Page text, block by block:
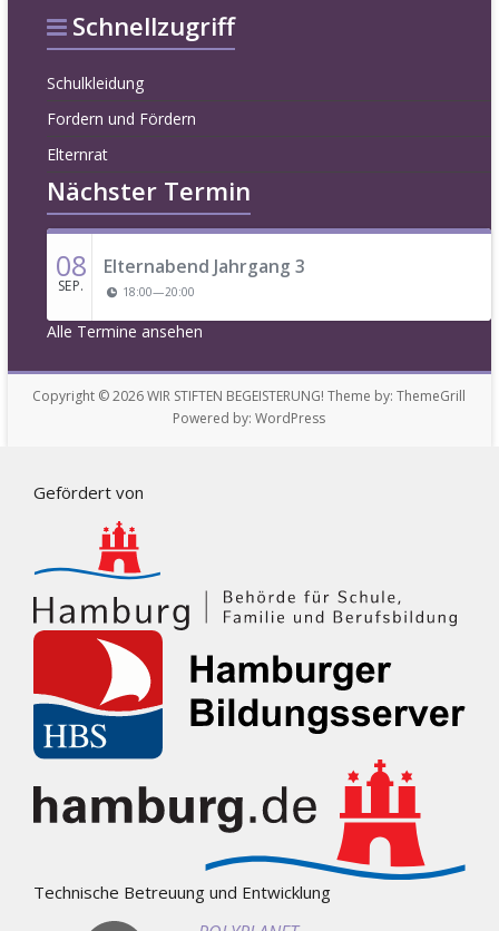
Schnellzugriff
Schulkleidung
Fordern und Fördern
Elternrat
Nächster Termin
08
SEP.
Elternabend Jahrgang 3
18:00—20:00
Alle Termine ansehen
Copyright © 2026WIR STIFTEN BEGEISTERUNG! Theme by:ThemeGrill
Powered by:WordPress
Gefördert von
Technische Betreuung und Entwicklung